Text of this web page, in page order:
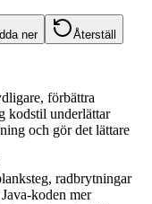
ner Återställ
förbättra
kodstil underlättar
och gör det lättare
radbrytningar
koden mer